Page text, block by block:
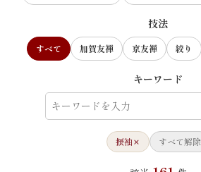
技法
すべて 加賀友禅 京友禅 絞り
キーワード
振袖× すべて解除